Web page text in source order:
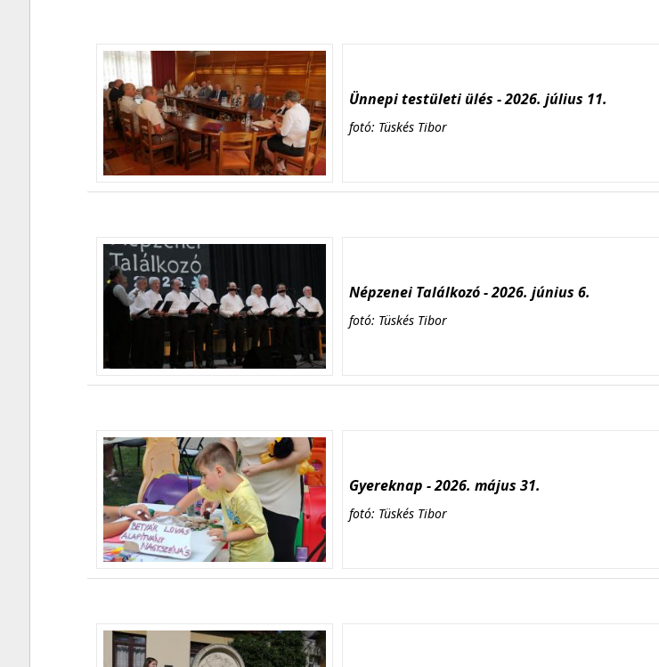
Ünnepi testületi ülés - 2026. július 11.
fotó: Tüskés Tibor
Népzenei Találkozó - 2026. június 6.
fotó: Tüskés Tibor
Gyereknap - 2026. május 31.
fotó: Tüskés Tibor